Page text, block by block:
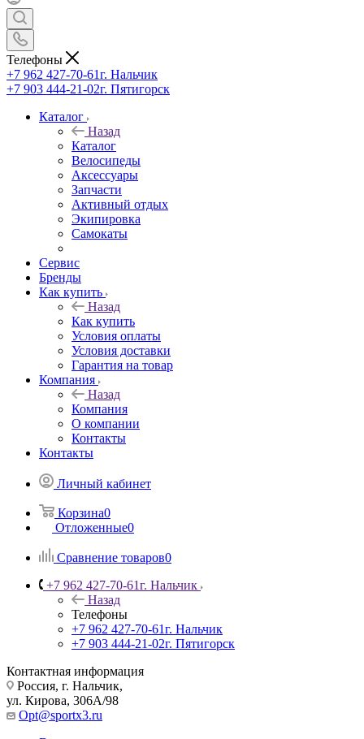
Телефоны
+7 962 427-70-61г. Нальчик
+7 903 444-21-02г. Пятигорск
Каталог
Назад
Каталог
Велосипеды
Аксессуары
Запчасти
Активный отдых
Экипировка
Самокаты
Сервис
Бренды
Как купить
Назад
Как купить
Условия оплаты
Условия доставки
Гарантия на товар
Компания
Назад
Компания
О компании
Контакты
Контакты
Личный кабинет
Корзина0
Отложенные0
Сравнение товаров0
+7 962 427-70-61г. Нальчик
Назад
Телефоны
+7 962 427-70-61г. Нальчик
+7 903 444-21-02г. Пятигорск
Контактная информация
Россия, г. Нальчик,
ул. Кирова, 306А/98
Opt@sportx3.ru